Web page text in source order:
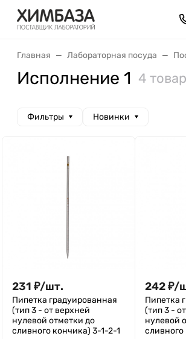
Главная Лабораторная посуда
Исполнение 1 4
Фильтры Новинки
231 ₽/шт.
Пипетка градуированная
(тип 3 - от верхней
нулевой отметки до
сливного кончика) 3-1-2-1
242₽/
Пипетка
(тип 3 -
нулевой